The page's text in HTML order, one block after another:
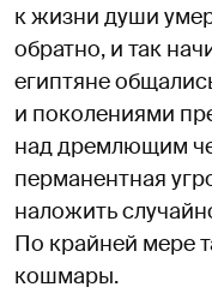
к жизни души
обратно, и так
египтяне
и поколениями
над дремлющим
перманентная
наложить
По крайней мере
кошмары.